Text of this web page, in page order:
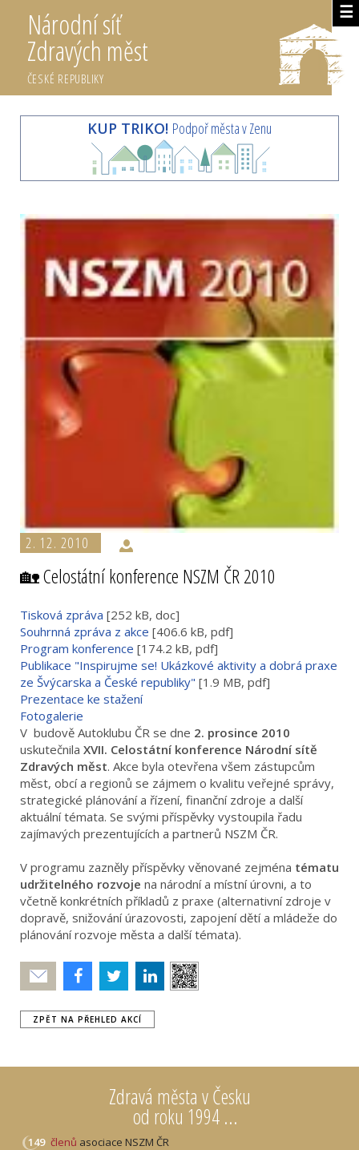
☰
Národní síť
Zdravých měst
ČESKÉ REPUBLIKY
KUP TRIKO! Podpoř města v Zenu
Zdravá města v Česku
od roku 1994 ...
149 členů asociace NSZM ČR
2. 12. 2010
🏡 Celostátní konference NSZM ČR 2010
Tisková zpráva [252 kB, doc]
Souhrnná zpráva z akce [406.6 kB, pdf]
Program konference [174.2 kB, pdf]
Publikace "Inspirujme se! Ukázkové aktivity a dobrá praxe
ze Švýcarska a České republiky" [1.9 MB, pdf]
Prezentace ke stažení
Fotogalerie
V budově Autoklubu ČR se dne 2. prosince 2010
uskutečnila XVII. Celostátní konference Národní sítě
Zdravých měst. Akce byla otevřena všem zástupcům
měst, obcí a regionů se zájmem o kvalitu veřejné správy,
strategické plánování a řízení, finanční zdroje a další
aktuální témata. Se svými příspěvky vystoupila řadu
zajímavých prezentujících a partnerů NSZM ČR.
V programu zazněly příspěvky věnované zejména tématu
udržitelného rozvoje na národní a místní úrovni, a to
včetně konkrétních příkladů z praxe (alternativní zdroje v
dopravě, snižování úrazovosti, zapojení dětí a mládeže do
plánování rozvoje města a další témata).
Poslat
ZPĚT NA PŘEHLED AKCÍ